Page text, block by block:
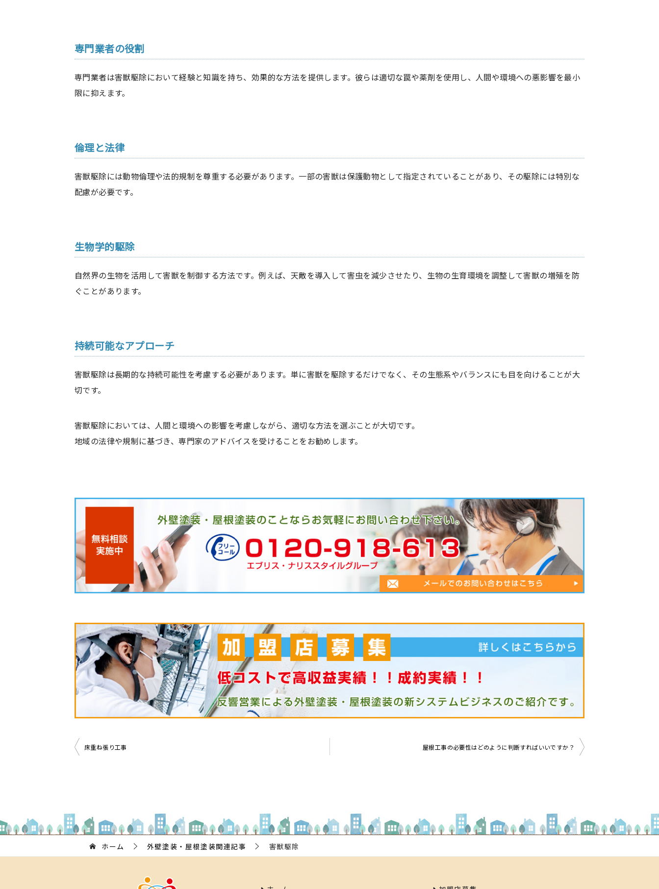
専門業者の役割
専門業者は害獣駆除において経験と知識を持ち、効果的な方法を提供します。彼らは適切な罠や薬剤を使用し、人間や環境への悪影響を最小
限に抑えます。
倫理と法律
害獣駆除には動物倫理や法的規制を尊重する必要があります。一部の害獣は保護動物として指定されていることがあり、その駆除には特別な
配慮が必要です。
生物学的駆除
自然界の生物を活用して害獣を制御する方法です。例えば、天敵を導入して害虫を減少させたり、生物の生育環境を調整して害獣の増殖を防
ぐことがあります。
持続可能なアプローチ
害獣駆除は長期的な持続可能性を考慮する必要があります。単に害獣を駆除するだけでなく、その生態系やバランスにも目を向けることが大
切です。
害獣駆除においては、人間と環境への影響を考慮しながら、適切な方法を選ぶことが大切です。
地域の法律や規制に基づき、専門家のアドバイスを受けることをお勧めします。
投
ー
シ
ョ
床重ね張り工事 屋根工事の必要性はどのように判断すればいいですか？
ホーム 外壁塗装・屋根塗装関連記事 害獣駆除